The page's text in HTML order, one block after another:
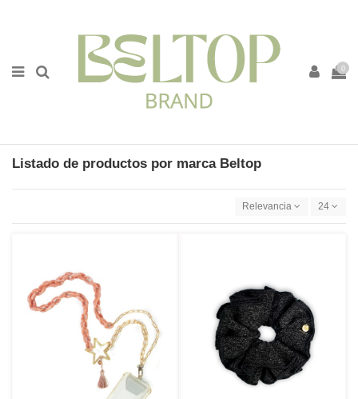
0
Listado de productos por marca Beltop
Relevancia 24